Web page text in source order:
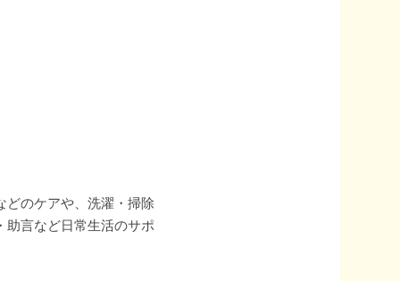
どのケアや、洗濯・掃除
助言など日常生活のサポ